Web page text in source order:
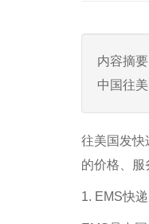
内容摘
中国往
往美国发快
的价格、服
1. EMS快递